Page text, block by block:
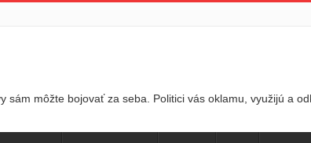
môžte bojovať za seba. Politici vás oklamu, využijú a